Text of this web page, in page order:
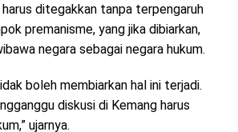
ditegakkan tanpa terpengaruh
premanisme, yang jika dibiarkan,
negara sebagai negara hukum.
boleh membiarkan hal ini terjadi.
diskusi di Kemang harus
ujarnya.